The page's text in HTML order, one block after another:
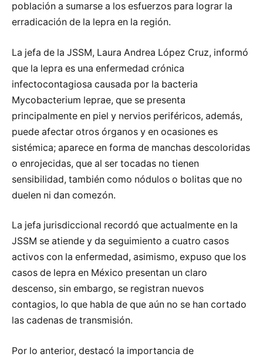
población a sumarse a los esfuerzos para lograr la
erradicación de la lepra en la región.
La jefa de la JSSM, Laura Andrea López Cruz, informó
que la lepra es una enfermedad crónica
infectocontagiosa causada por la bacteria
Mycobacterium leprae, que se presenta
principalmente en piel y nervios periféricos, además,
puede afectar otros órganos y en ocasiones es
sistémica; aparece en forma de manchas descoloridas
o enrojecidas, que al ser tocadas no tienen
sensibilidad, también como nódulos o bolitas que no
duelen ni dan comezón.
La jefa jurisdiccional recordó que actualmente en la
JSSM se atiende y da seguimiento a cuatro casos
activos con la enfermedad, asimismo, expuso que los
casos de lepra en México presentan un claro
descenso, sin embargo, se registran nuevos
contagios, lo que habla de que aún no se han cortado
las cadenas de transmisión.
Por lo anterior, destacó la importancia de